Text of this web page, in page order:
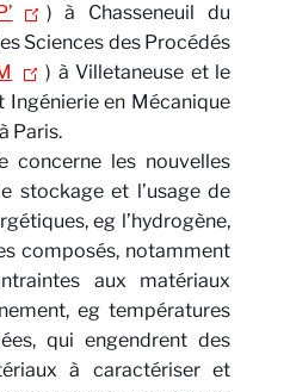
) à Chasseneuil du
Sciences des Procédés
) à Villetaneuse et le
en Mécanique
Paris.
concerne les nouvelles
stockage et l’usage de
eg l’hydrogène,
composés, notamment
aux matériaux
eg températures
qui engendrent des
à caractériser et